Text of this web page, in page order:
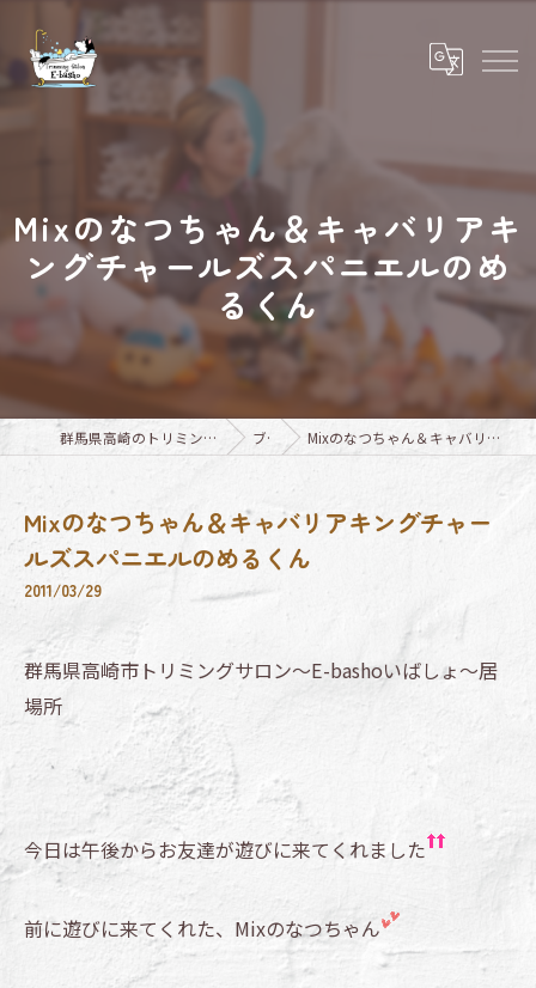
Mixのなつちゃん＆キャバリアキ
ングチャールズスパニエルのめ
るくん
群馬県高崎のトリミングならTrimming Salon E-basho ブログ Mixのなつちゃん＆キャバリアキングチャールズスパニエルのめるくん
Mixのなつちゃん＆キャバリアキングチャー
ルズスパニエルのめるくん
2011/03/29
群馬県高崎市トリミングサロン～E-bashoいばしょ～居
場所
今日は午後からお友達が遊びに来てくれました
前に遊びに来てくれた、Mixのなつちゃん